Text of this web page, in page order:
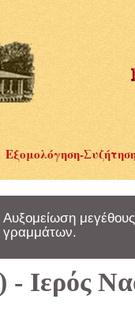
Εξομολόγηση-
Αυξομείωση μεγέθους
γραμμάτων.
- Ιερός